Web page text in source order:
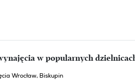
w popularnych
Wrocław, Biskupin